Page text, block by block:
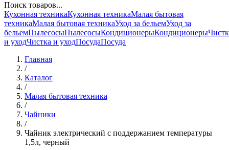
Поиск товаров...
Кухонная техникаКухонная техникаМалая бытовая
техникаМалая бытовая техникаУход за бельемУход за
бельемПылесосыПылесосыКондиционерыКондиционеры
и уходЧистка и уходПосудаПосуда
Главная
/
Каталог
/
Малая бытовая техника
/
Чайники
/
Чайник электрический с поддержанием температуры
1,5л, черный